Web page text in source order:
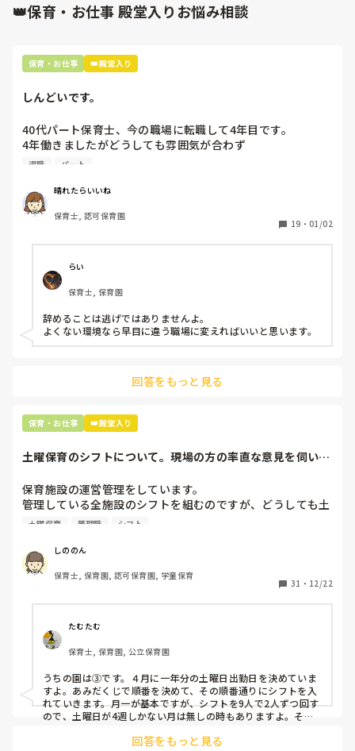
👑保育・お仕事 殿堂入りお悩み相談
保育・お仕事 👑殿堂入り
しんどいです。
40代パート保育士、今の職場に転職して4年目です。
4年働きましたがどうしても雰囲気が合わず
退職しようと思っています。
周りの職員は、勤続10年以上から何十年という先生がほとん
どです。
保護者子どもの愚痴悪口が多く、
今で言う不適切保育も
仕方ないよね
もう何も言わずに
子どもの言いなりになればいいんだね
などいう意見で…
上の先生に相談することは難しそうです。
最後の職場にしようと思っていましたが
辞めることは逃げ、と、過去辞めた人も何年も言われ続けて
います
退職 パート
晴れたらいいね
保育士, 認可保育園
19 ・ 01/02
らい
保育士, 保育園
辞めることは逃げではありませんよ。
よくない環境なら早目に違う職場に変えればいいと思います。
回答をもっと見る
保育・お仕事 👑殿堂入り
土曜保育のシフトについて。現場の方の率直な意見を伺いた
保育施設の運営管理をしています。
管理している全施設のシフトを組むのですが、どうしても土
曜保育だけは入れる方が少なく、いつも苦労しています。
て入職しているはずですが、いざ勤務が始まると一日も土曜
出勤が出来ない方ばかりです。
①土曜日の希望休は2日まで、と制限をかける
②毎月、必ず土曜保育に入ることのできる日を1日だけピッ
クアップしてもらう
③仮シフトが出た時、土曜出勤が難しければ自身で代わりの
人を交渉して見つけてもらう
上記のいずれかの対策を取り入れることを考えています。
土曜保育 管理職 シフト
しののん
保育士, 保育園, 認可保育園, 学童保育
31 ・ 12/22
たむたむ
保育士, 保育園, 公立保育園
うちの園は③です。４月に一年分の土曜日出勤日を決めていま
すよ。あみだくじで順番を決めて、その順番通りにシフトを入
れていきます。月一が基本ですが、シフトを9人で2人ずつ回す
ので、土曜日が4週しかない月は無しの時もありますよ。その
て貰い、主任に報告してます。
回答をもっと見る